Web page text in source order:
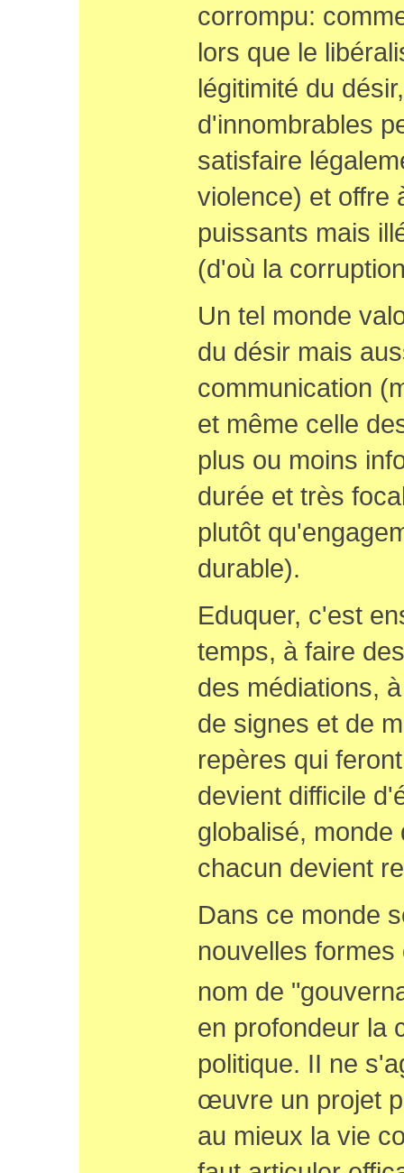
corrompu:
lors que le
légitimité du
d'innombrables
satisfaire
violence) et offre
puissants mais
(d'où la
Un tel monde
du désir mais
communication
et même celle
plus ou moins
durée et très
plutôt
durable).
Eduquer, c'est
temps, à faire
des médiations,
de signes et de
repères qui
devient difficile
globalisé, monde
chacun devient
Dans ce monde
nouvelles
nom de
en profondeur la
politique. II ne
œuvre un projet
au mieux la vie